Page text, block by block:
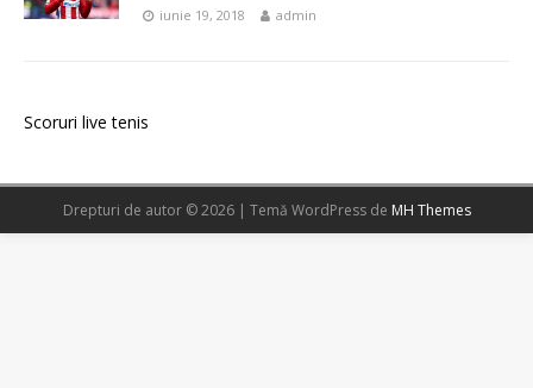
iunie 19, 2018 admin
Scoruri live tenis
Drepturi de autor © 2026 | Temă WordPress de MH Themes